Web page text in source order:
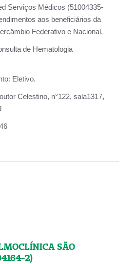
Serviços Médicos (51004335-
aos beneficiários da
Federativo e Nacional.
de Hematologia
Eletivo.
Celestino, n°122, sala1317,
SÃO
2)